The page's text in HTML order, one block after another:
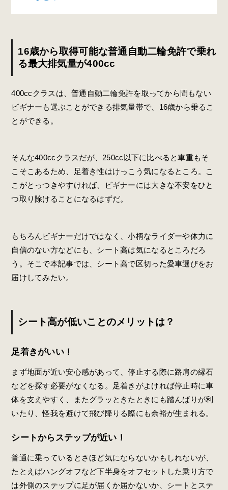
16歳から取得可能な普通自動二輪免許で乗れ
る最大排気量が400cc
400ccクラスは、普通自動二輪免許を取ってから間もない
ビギナーも選ぶことができる排気量帯で、16歳から乗るこ
とができる。
そんな400ccクラスだが、250cc以下に比べると車重もそ
こそこあるため、足着き性はけっこう気になるところ。こ
こがとっつきやすければ、ビギナーには大きな不安をひと
つ取り除けることになるはずだ。
もちろんビギナーだけではなく、小柄なライダーや体力に
自信のない方などにも、シート高は気になるところだろ
う。そこで本記事では、シート高で区切った愛車選びをお
届けしてみたい。
シート高が低いことのメリットは？
足着きがいい！
まず地面が近い安心感があって、停止する際に路肩の縁石
などを探す必要がなくなる。足着きがよければ停止時に車
体を支えやすく、またグラッときたときにも踏んばりが利
いたり、怪我を避けて飛び降りる際にも余裕が生まれる。
シートからステップが近い！
普通に乗っているとさほど気にならないかもしれないが、
たとえばハングオフなど下半身をオフセットした乗り方で
は外側のステップに足が届くか届かないか、シートとステ